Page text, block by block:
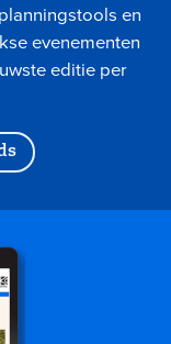
en
evenementen
editie per